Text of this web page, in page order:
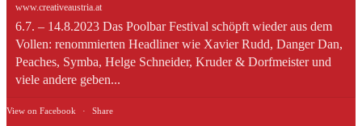
www.creativeaustria.at
6.7. – 14.8.2023 Das Poolbar Festival schöpft wieder aus dem
Vollen: renommierten Headliner wie Xavier Rudd, Danger Dan,
Peaches, Symba, Helge Schneider, Kruder & Dorfmeister und
viele andere geben...
View on Facebook · Share